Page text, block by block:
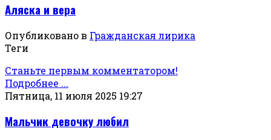
Аляска и вера
Опубликовано в Гражданская лирика
Теги
Станьте первым комментатором!
Подробнее ...
Пятница, 11 июля 2025 19:27
Мальчик девочку любил